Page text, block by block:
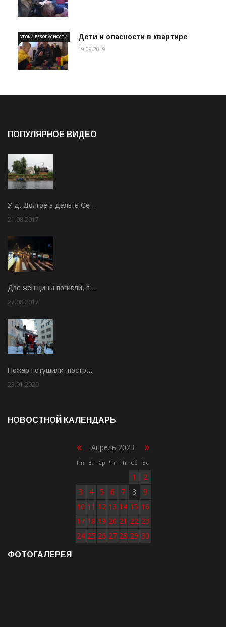
Дети и опасности в квартире
УРОКИ БЕЗОПАСНОСТИ
19.09.2019
ПОПУЛЯРНОЕ ВИДЕО
У д. Долгое в дельте Се…
21.08.2017
Две женщины погибли, п…
27.08.2017
Пожар потушили, постр…
23.01.2020
НОВОСТНОЙ КАЛЕНДАРЬ
« Апрель 2023 »
Пн Вт Ср Чт Пт Сб Вс
1
2
3
4 5 6 7 8
9
10 11 12 13 14 15 16
17 18 19 20 21 22 23
24 25 26 27 28 29 30
ФОТОГАЛЕРЕЯ